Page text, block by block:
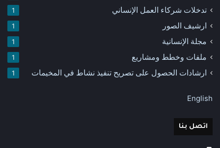
تدخلات شركاء العمل الإنساني 1
ارشيف الصور 1
مجلة الإنسانية 1
ملفات وخطط ومشاريع 1
ارشادات الحصول على تصريح تنفيذ نشاط في المخيمات 1
English
اتصل بنا